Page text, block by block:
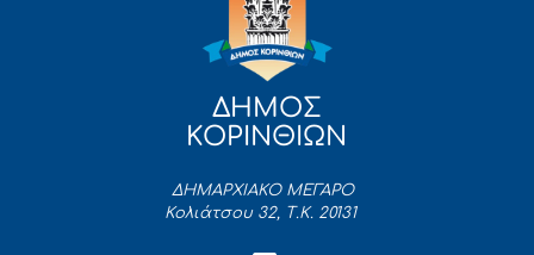
ΔΗΜΟΣ
ΚΟΡΙΝΘΙΩΝ
ΔΗΜΑΡΧΙΑΚΟ ΜΕΓΑΡΟ
Κολιάτσου 32, Τ.Κ. 20131